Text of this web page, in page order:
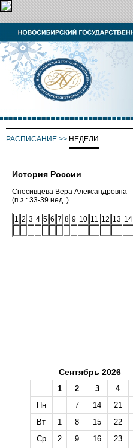
РАСПИСАНИЕ >> НЕДЕЛИ
История России
Спесивцева Вера Александровна
(п.з.: 33-39 нед. )
1 2 3 4 5 6 7 8 9 10 11 12 13 14
Сентябрь 2026
1 2 3 4
Пн
7 14 21
Вт
1 8 15 22
Ср
2 9 16 23